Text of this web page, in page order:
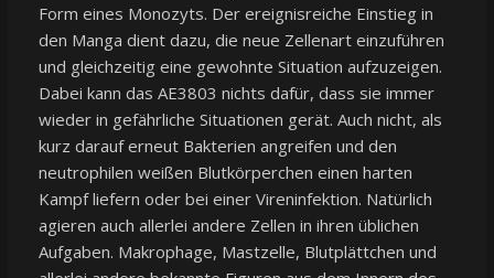
Form eines Monozyts. Der ereignisreiche Einstieg in
den Manga dient dazu, die neue Zellenart einzuführen
und gleichzeitig eine gewohnte Situation aufzuzeigen.
Dabei kann das AE3803 nichts dafür, dass sie immer
wieder in gefährliche Situationen gerät. Auch nicht, als
kurz darauf erneut Bakterien angreifen und den
neutrophilen weißen Blutkörperchen einen harten
Kampf liefern oder bei einer Vireninfektion. Natürlich
agieren auch allerlei andere Zellen in ihren üblichen
Aufgaben. Makrophage, Mastzelle, Blutplättchen und